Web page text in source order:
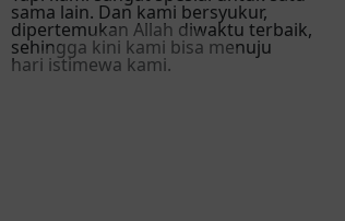
sama lain. Dan kami bersyukur,
dipertemukan Allah diwaktu terbaik,
sehingga kini kami bisa menuju
hari istimewa kami.